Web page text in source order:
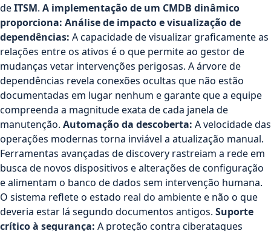
deITSM. A implementação de um CMDB dinâmico
proporciona: Análise de impacto e visualização de
dependências: A capacidade de visualizar graficamente as
relações entre os ativos é o que permite ao gestor de
mudanças vetar intervenções perigosas. A árvore de
dependências revela conexões ocultas que não estão
documentadas em lugar nenhum e garante que a equipe
compreenda a magnitude exata de cada janela de
manutenção. Automação da descoberta: A velocidade das
operações modernas torna inviável a atualização manual.
Ferramentas avançadas de discovery rastreiam a rede em
busca de novos dispositivos e alterações de configuração
e alimentam o banco de dados sem intervenção humana.
O sistema reflete o estado real do ambiente e não o que
deveria estar lá segundo documentos antigos. Suporte
crítico à segurança: A proteção contra ciberataques